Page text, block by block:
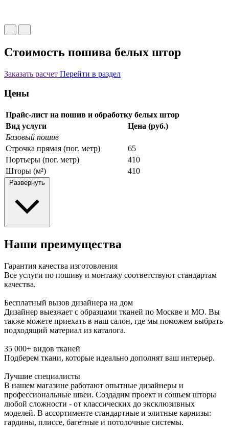
Стоимость пошива белых штор
Заказать расчет Перейти в раздел
Цены
Прайс-лист на пошив и обработку белых штор
Вид услуги
Цена (руб.)
Базовый пошив
Строчка прямая (пог. метр)
65
Портьеры (пог. метр)
410
Шторы (м²)
410
Развернуть
Наши преимущества
Гарантия качества изготовления
Все услуги по пошиву и монтажу соответствуют стандартам
качества.
Бесплатный вызов дизайнера на дом
Дизайнер выезжает с образцами тканей по Москве и МО. Вы
также можете приехать в наш салон, где мы поможем выбрать
подходящий материал из каталога.
35 000+ видов тканей
Подберем ткани, которые идеально дополнят ваш интерьер.
Лучшие специалисты
В нашем магазине работают опытные дизайнеры и
профессиональные швеи. Создадим проект и сошьем шторы
любой сложности - от классических до эксклюзивных
моделей. В ассортименте стандартные и элитные карнизы:
гардины, плиссе, багетные и потолочные системы.